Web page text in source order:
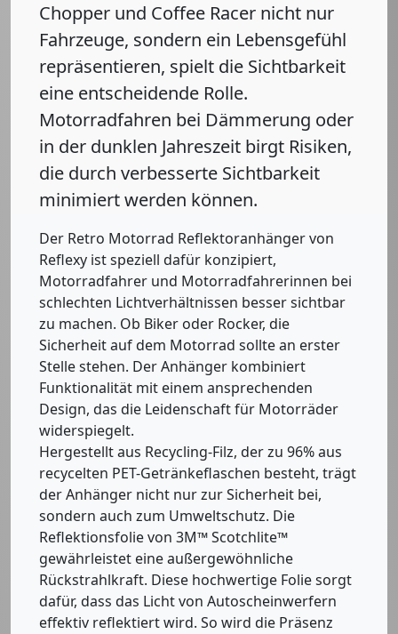
Chopper und Coffee Racer nicht nur
Fahrzeuge, sondern ein Lebensgefühl
repräsentieren, spielt die Sichtbarkeit
eine entscheidende Rolle.
Motorradfahren bei Dämmerung oder
in der dunklen Jahreszeit birgt Risiken,
die durch verbesserte Sichtbarkeit
minimiert werden können.
Der Retro Motorrad Reflektoranhänger von
Reflexy ist speziell dafür konzipiert,
Motorradfahrer und Motorradfahrerinnen bei
schlechten Lichtverhältnissen besser sichtbar
zu machen. Ob Biker oder Rocker, die
Sicherheit auf dem Motorrad sollte an erster
Stelle stehen. Der Anhänger kombiniert
Funktionalität mit einem ansprechenden
Design, das die Leidenschaft für Motorräder
widerspiegelt.
Hergestellt aus Recycling-Filz, der zu 96% aus
recycelten PET-Getränkeflaschen besteht, trägt
der Anhänger nicht nur zur Sicherheit bei,
sondern auch zum Umweltschutz. Die
Reflektionsfolie von 3M™ Scotchlite™
gewährleistet eine außergewöhnliche
Rückstrahlkraft. Diese hochwertige Folie sorgt
dafür, dass das Licht von Autoscheinwerfern
effektiv reflektiert wird. So wird die Präsenz